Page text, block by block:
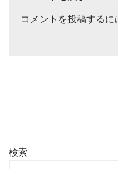
コメントを投稿するに
検索